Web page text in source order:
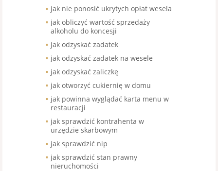
jak nie ponosić ukrytych opłat wesela
jak obliczyć wartość sprzedaży
alkoholu do koncesji
jak odzyskać zadatek
jak odzyskać zadatek na wesele
jak odzyskać zaliczkę
jak otworzyć cukiernię w domu
jak powinna wyglądać karta menu w
restauracji
jak sprawdzić kontrahenta w
urzędzie skarbowym
jak sprawdzić nip
jak sprawdzić stan prawny
nieruchomości